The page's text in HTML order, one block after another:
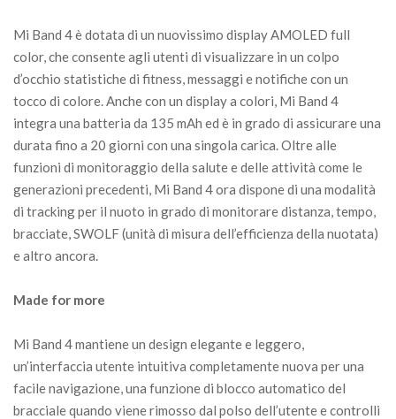
Mi Band 4 è dotata di un nuovissimo display AMOLED full
color, che consente agli utenti di visualizzare in un colpo
d’occhio statistiche di fitness, messaggi e notifiche con un
tocco di colore. Anche con un display a colori, Mi Band 4
integra una batteria da 135 mAh ed è in grado di assicurare una
durata fino a 20 giorni con una singola carica. Oltre alle
funzioni di monitoraggio della salute e delle attività come le
generazioni precedenti, Mi Band 4 ora dispone di una modalità
di tracking per il nuoto in grado di monitorare distanza, tempo,
bracciate, SWOLF (unità di misura dell’efficienza della nuotata)
e altro ancora.
Made for more
Mi Band 4 mantiene un design elegante e leggero,
un’interfaccia utente intuitiva completamente nuova per una
facile navigazione, una funzione di blocco automatico del
bracciale quando viene rimosso dal polso dell’utente e controlli